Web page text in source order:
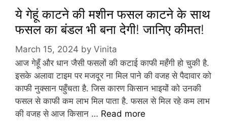
ये गेहूं काटने की मशीन फसल काटने के साथ
फसल का बंडल भी बना देगी! जानिए कीमत!
March 15, 2024 by Vinita
आज गेहूँ और धान जैसी फसलों की कटाई काफी महँगी हो चुकी है.
इसके अलावा टाइम पर मजदूर ना मिल पाने की वजह से पैदावार को
काफी नुक्सान पहुँचता है. जिस कारण किसान भाइयों को उनकी
फसल से काफी कम लाभ मिल पाता है. फसल से मिल रहे कम लाभ
की वजह से आज किसान … Read more